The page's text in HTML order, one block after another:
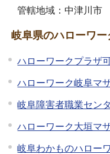
管轄地域：中津川市
岐阜県のハローワ
ハローワークプラザ
ハローワーク岐阜マ
岐阜障害者職業セン
ハローワーク大垣マ
岐阜わかものハロー